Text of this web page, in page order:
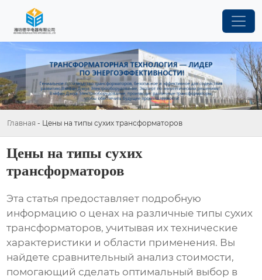
Главная - Цены на типы сухих трансформаторов
Цены на типы сухих
трансформаторов
Эта статья предоставляет подробную
информацию о ценах на различные типы сухих
трансформаторов, учитывая их технические
характеристики и области применения. Вы
найдете сравнительный анализ стоимости,
помогающий сделать оптимальный выбор в